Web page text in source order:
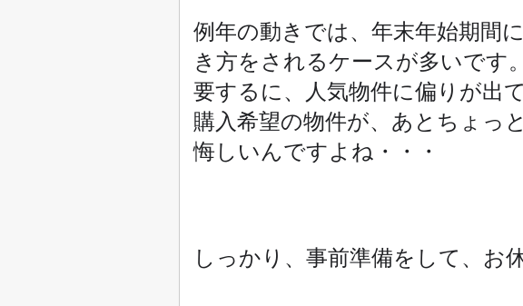
例年の動きでは、年末年始期間
き方をされるケースが多いです。
要するに、人気物件に偏りが出
購入希望の物件が、あとちょっ
悔しいんですよね・・・
しっかり、事前準備をして、お